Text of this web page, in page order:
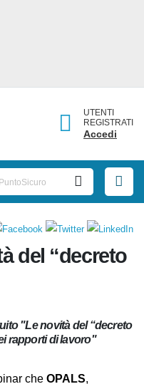
UTENTI
REGISTRATI
Accedi
del
"Le novità del
tutela dei rapporti di